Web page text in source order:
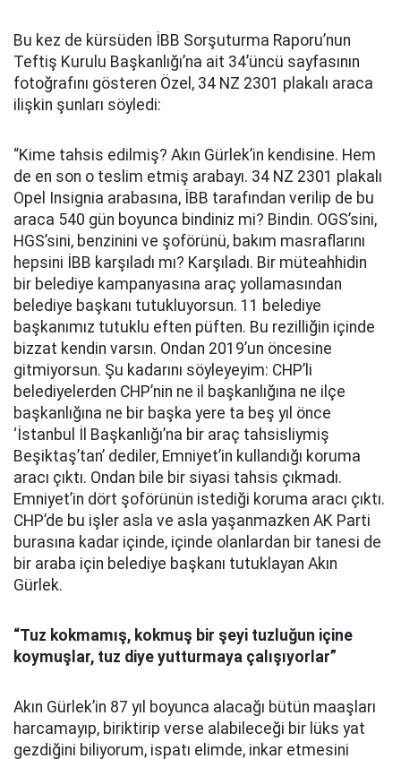
Bu kez de kürsüden İBB Sorşuturma Raporu’nun
Teftiş Kurulu Başkanlığı’na ait 34’üncü sayfasının
fotoğrafını gösteren Özel, 34 NZ 2301 plakalı araca
ilişkin şunları söyledi:
“Kime tahsis edilmiş? Akın Gürlek’in kendisine. Hem
de en son o teslim etmiş arabayı. 34 NZ 2301 plakalı
Opel Insignia arabasına, İBB tarafından verilip de bu
araca 540 gün boyunca bindiniz mi? Bindin. OGS’sini,
HGS’sini, benzinini ve şoförünü, bakım masraflarını
hepsini İBB karşıladı mı? Karşıladı. Bir müteahhidin
bir belediye kampanyasına araç yollamasından
belediye başkanı tutukluyorsun. 11 belediye
başkanımız tutuklu eften püften. Bu rezilliğin içinde
bizzat kendin varsın. Ondan 2019’un öncesine
gitmiyorsun. Şu kadarını söyleyeyim: CHP’li
belediyelerden CHP’nin ne il başkanlığına ne ilçe
başkanlığına ne bir başka yere ta beş yıl önce
‘İstanbul İl Başkanlığı’na bir araç tahsisliymiş
Beşiktaş’tan’ dediler, Emniyet’in kullandığı koruma
aracı çıktı. Ondan bile bir siyasi tahsis çıkmadı.
Emniyet’in dört şoförünün istediği koruma aracı çıktı.
CHP’de bu işler asla ve asla yaşanmazken AK Parti
burasına kadar içinde, içinde olanlardan bir tanesi de
bir araba için belediye başkanı tutuklayan Akın
Gürlek.
“Tuz kokmamış, kokmuş bir şeyi tuzluğun içine
koymuşlar, tuz diye yutturmaya çalışıyorlar”
Akın Gürlek’in 87 yıl boyunca alacağı bütün maaşları
harcamayıp, biriktirip verse alabileceği bir lüks yat
gezdiğini biliyorum, ispatı elimde, inkar etmesini